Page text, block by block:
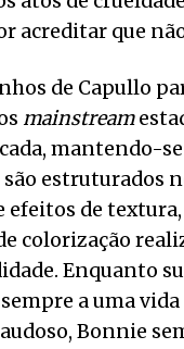
acreditar que
de Capullo
mainstream
mantendo-
são estruturados
efeitos de
colorização
Enquanto
a uma
Bonnie